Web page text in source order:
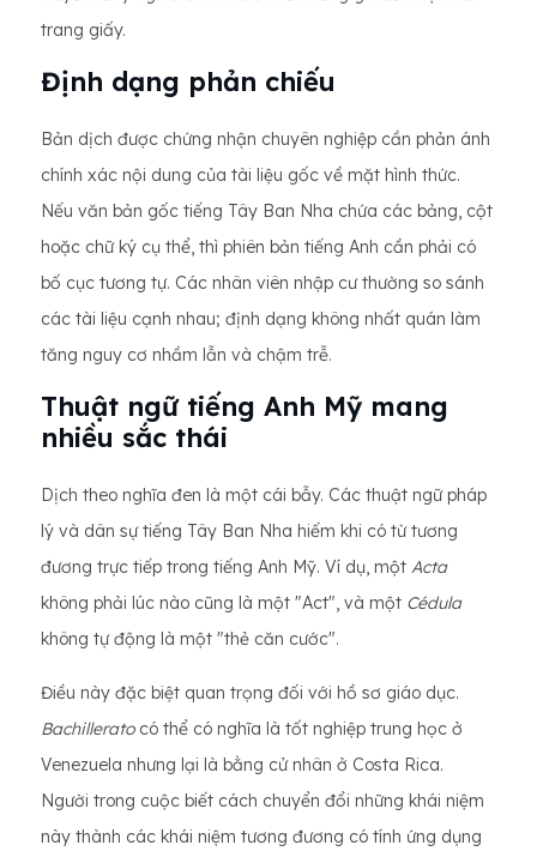
trang giấy.
Định dạng phản chiếu
Bản dịch được chứng nhận chuyên nghiệp cần phản ánh
chính xác nội dung của tài liệu gốc về mặt hình thức.
Nếu văn bản gốc tiếng Tây Ban Nha chứa các bảng, cột
hoặc chữ ký cụ thể, thì phiên bản tiếng Anh cần phải có
bố cục tương tự. Các nhân viên nhập cư thường so sánh
các tài liệu cạnh nhau; định dạng không nhất quán làm
tăng nguy cơ nhầm lẫn và chậm trễ.
Thuật ngữ tiếng Anh Mỹ mang
nhiều sắc thái
Dịch theo nghĩa đen là một cái bẫy. Các thuật ngữ pháp
lý và dân sự tiếng Tây Ban Nha hiếm khi có từ tương
đương trực tiếp trong tiếng Anh Mỹ. Ví dụ, một Acta
không phải lúc nào cũng là một "Act", và một Cédula
không tự động là một "thẻ căn cước".
Điều này đặc biệt quan trọng đối với hồ sơ giáo dục.
Bachilleratocó thể có nghĩa là tốt nghiệp trung học ở
Venezuela nhưng lại là bằng cử nhân ở Costa Rica.
Người trong cuộc biết cách chuyển đổi những khái niệm
này thành các khái niệm tương đương có tính ứng dụng